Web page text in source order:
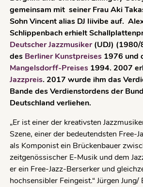
gemeinsam mit seiner Frau Aki
Sohn Vincent alias DJ Iiivibe auf.
Schlippenbach erhielt
Deutscher Jazzmusiker(UDJ) (1980/
des Berliner Kunstpreises 1976 und
Mangelsdorff-Preises 1994. 2007
Jazzpreis. 2017 wurde ihm das
Bande des Verdienstordens der
Deutschland verliehen.
„Er ist einer der kreativsten
Szene, einer der bedeutendsten Free-
als Komponist ein Brückenbauer
zeitgenössischer E-Musik und dem
er ein Free-Jazz-Berserker und
hochsensibler Feingeist.“ Jürgen Jung/